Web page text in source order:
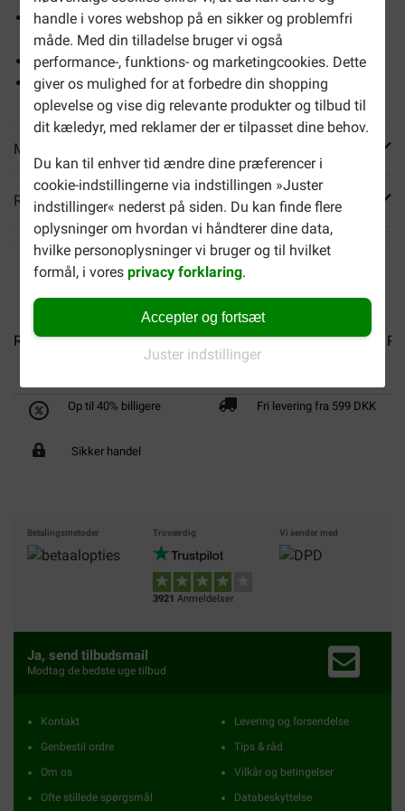
handle i vores webshop på en sikker og problemfri
måde. Med din tilladelse bruger vi også
performance-, funktions- og marketingcookies. Dette
giver os mulighed for at forbedre din shopping
oplevelse og vise dig relevante produkter og tilbud til
dit kæledyr, med reklamer der er tilpasset dine behov.
Du kan til enhver tid ændre dine præferencer i
cookie-indstillingerne via indstillingen »Juster
indstillinger« nederst på siden. Du kan finde flere
oplysninger om hvordan vi håndterer dine data,
hvilke personoplysninger vi bruger og til hvilket
formål, i voresprivacy forklaring.
Accepter og fortsæt
Juster indstillinger
Understøtter immunsystemet hos din hund og dens
hvalpe
Understøtter fordøjelsen
Understøtter drægtigheds- og amningsperioden
Mere info
Reviews
Royal Canin Maxi Starter... Royal Canin Giant Starter...
Op til 40% billigere Fri levering fra 599 DKK
Sikker handel
Betalingsmetoder Troværdig
3921 Anmeldelser
Vi sender med
Ja, send tilbudsmail
Modtag de bedste uge tilbud
Kontakt
Genbestil ordre
Om os
Ofte stillede spørgsmål
Levering og forsendelse
Tips & råd
Vilkår og betingelser
Databeskyttelse